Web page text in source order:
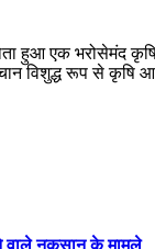
हुआ एक
विशुद्ध रूप से
वाले नुक़सान के मामले